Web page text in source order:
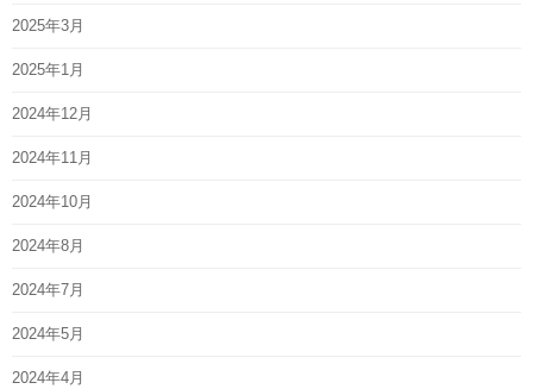
2025年3月
2025年1月
2024年12月
2024年11月
2024年10月
2024年8月
2024年7月
2024年5月
2024年4月